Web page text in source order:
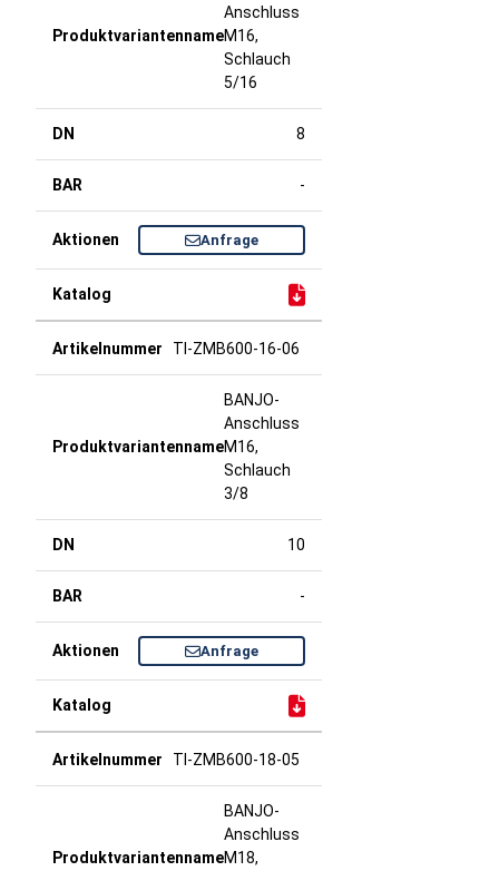
Anschluss
M16,
Schlauch
5/16
8
-
Anfrage
TI-ZMB600-16-06
BANJO-
Anschluss
M16,
Schlauch
3/8
10
-
Anfrage
TI-ZMB600-18-05
BANJO-
Anschluss
M18,